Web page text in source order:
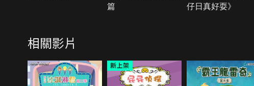
篇
仔日真好耍》
相關影片